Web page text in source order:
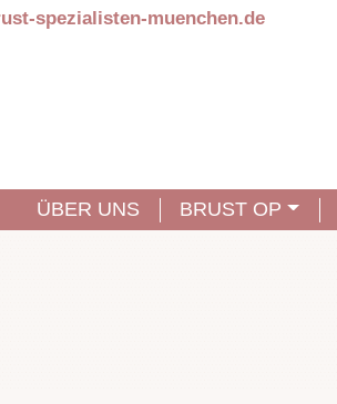
spezialisten-muenchen.de
ÜBER UNS BRUST OP